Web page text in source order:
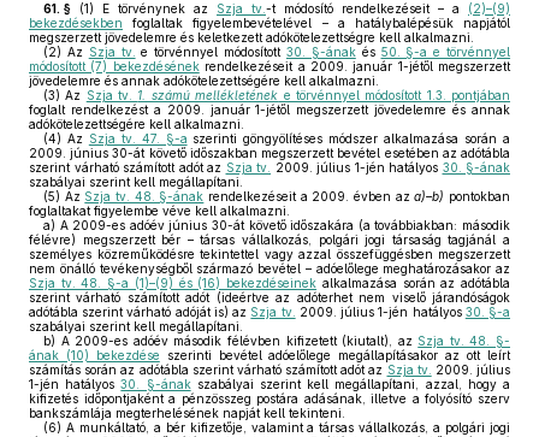
61. § (1) E törvénynek az Szja tv. -t módosító rendelkezéseit – a (2)–(9)
bekezdésekben foglaltak figyelembevételével – a hatálybalépésük napjától
megszerzett jövedelemre és keletkezett adókötelezettségre kell alkalmazni.
(2) Az Szja tv. e törvénnyel módosított 30. §-ánakés 50. §-a e törvénnyel
módosított (7) bekezdésénekrendelkezéseit a 2009. január 1-jétől megszerzett
jövedelemre és annak adókötelezettségére kell alkalmazni.
(3) Az Szja tv. 1. számú mellékletének e törvénnyel módosított 1.3. pontjában
foglalt rendelkezést a 2009. január 1-jétől megszerzett jövedelemre és annak
adókötelezettségére kell alkalmazni.
(4) Az Szja tv. 47. §-a szerinti göngyölítéses módszer alkalmazása során a
2009. június 30-át követő időszakban megszerzett bevétel esetében az adótábla
szerint várható számított adót az Szja tv. 2009. július 1-jén hatályos 30. §-ának
szabályai szerint kell megállapítani.
(5) Az Szja tv. 48. §-ának rendelkezéseit a 2009. évben aza)–b) pontokban
foglaltakat figyelembe véve kell alkalmazni.
a) A 2009-es adóév június 30-át követő időszakára (a továbbiakban: második
félévre) megszerzett bér – társas vállalkozás, polgári jogi társaság tagjánál a
személyes közreműködésre tekintettel vagy azzal összefüggésben megszerzett
nem önálló tevékenységből származó bevétel – adóelőlege meghatározásakor az
Szja tv. 48. §-a (1)–(9) és (16) bekezdéseinek alkalmazása során az adótábla
szerint várható számított adót (ideértve az adóterhet nem viselő járandóságok
adótábla szerint várható adóját is) az Szja tv. 2009. július 1-jén hatályos 30. §-a
szabályai szerint kell megállapítani.
b) A 2009-es adóév második félévben kifizetett (kiutalt), az Szja tv. 48. §-
ának (10) bekezdése szerinti bevétel adóelőlege megállapításakor az ott leírt
számítás során az adótábla szerint várható számított adót az Szja tv. 2009. július
1-jén hatályos30. §-ánakszabályai szerint kell megállapítani, azzal, hogy a
kifizetés időpontjaként a pénzösszeg postára adásának, illetve a folyósító szerv
bankszámlája megterhelésének napját kell tekinteni.
(6) A munkáltató, a bér kifizetője, valamint a társas vállalkozás, a polgári jogi